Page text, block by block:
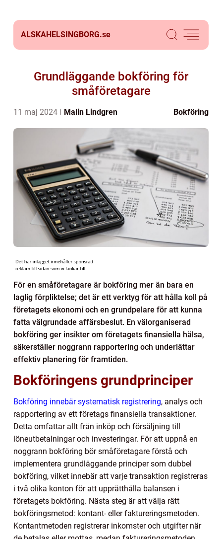
ALSKAHELSINGBORG.se
Grundläggande bokföring för
småföretagare
11 maj 2024 Malin Lindgren Bokföring
För en småföretagare är bokföring mer än bara en
laglig förpliktelse; det är ett verktyg för att hålla koll på
företagets ekonomi och en grundpelare för att kunna
fatta välgrundade affärsbeslut. En välorganiserad
bokföring ger insikter om företagets finansiella hälsa,
säkerställer noggrann rapportering och underlättar
effektiv planering för framtiden.
Bokföringens grundprinciper
Bokföring innebär systematisk registrering, analys och
rapportering av ett företags finansiella transaktioner.
Detta omfattar allt från inköp och försäljning till
löneutbetalningar och investeringar. För att uppnå en
noggrann bokföring bör småföretagare förstå och
implementera grundläggande principer som dubbel
bokföring, vilket innebär att varje transaktion registreras
i två olika konton för att upprätthålla balansen i
företagets bokföring. Nästa steg är att välja rätt
bokföringsmetod: kontant- eller faktureringsmetoden.
Kontantmetoden registrerar inkomster och utgifter när